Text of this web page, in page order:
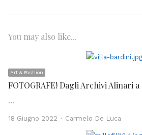
You may also like...
Art & Fashion
FOTOGRAFE! Dagli Archivi Alinari
…
18 Giugno 2022 Author
Carmelo De Luca